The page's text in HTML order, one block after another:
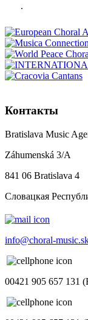
.
Контакты
Bratislava Music
Záhumenská 3/A
841 06 Bratislava 4
Словацкая
info@choral-
00421 905 657 131